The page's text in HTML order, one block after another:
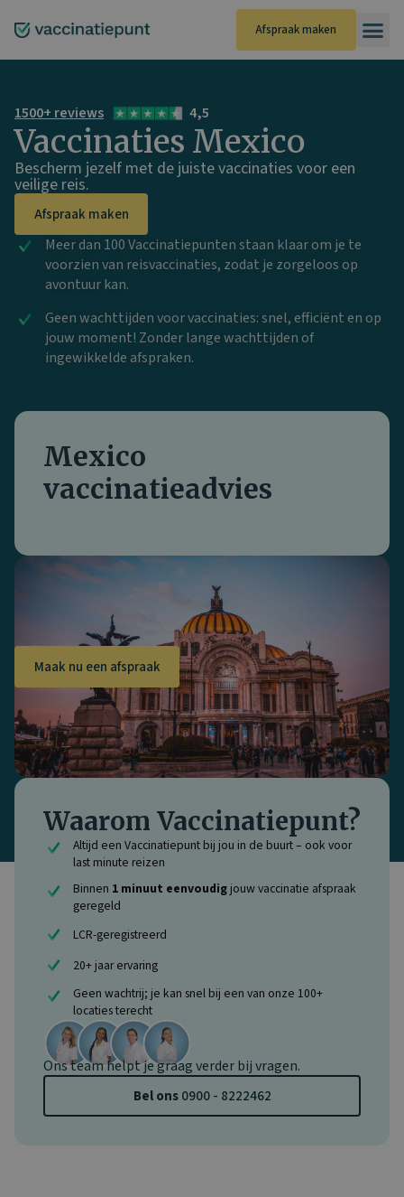
naar
Afspraak maken
1500+ reviews 4,5
Vaccinaties Mexico
Bescherm jezelf met de juiste vaccinaties voor een
veilige reis.
Afspraak maken
Meer dan 100 Vaccinatiepunten staan klaar om je te
voorzien van reisvaccinaties, zodat je zorgeloos op
avontuur kan.
Geen wachttijden voor vaccinaties: snel, efficiënt en op
jouw moment! Zonder lange wachttijden of
ingewikkelde afspraken.
Mexico
vaccinatieadvies
Maak nu een afspraak
Waarom Vaccinatiepunt?
Altijd een Vaccinatiepunt bij jou in de buurt – ook voor
last minute reizen
Binnen 1 minuut eenvoudigjouw vaccinatie afspraak
geregeld
LCR-geregistreerd
20+ jaar ervaring
Geen wachtrij; je kan snel bij een van onze 100+
locaties terecht
Ons team helpt je graag verder bij vragen.
Bel ons0900 - 8222462